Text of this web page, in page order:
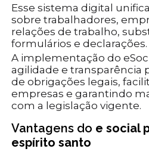
Esse sistema digital
sobre trabalhadores,
relações de trabalho,
formulários e declarações.
A implementação do
agilidade e transparência
de obrigações legais,
empresas e garantindo
com a legislação vigente.
Vantagens do e social
espírito santo